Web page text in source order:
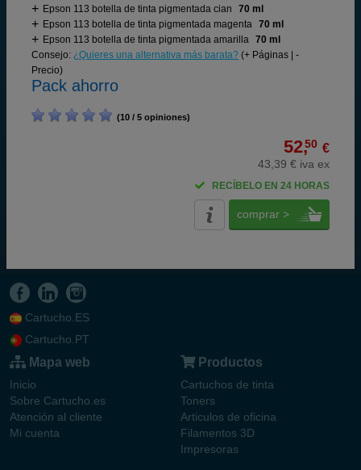
Epson 113 botella de tinta pigmentada cian
70 ml
Epson 113 botella de tinta pigmentada magenta 70 ml
Epson 113 botella de tinta pigmentada amarilla 70 ml
Consejo: ¿Quieres una alternativa más barata? (+ Páginas | -
Precio)
Pack ahorro
(10 / 5 opiniones)
52,50 €
43,39 € iva ex
RECÍBELO EN 24 HORAS
comprar >
Cartucho.ES
Cartucho.PT
Mapa web
Inicio
Sobre Cartucho.es
Atención al cliente
Mi cuenta
Productos
Cartuchos de tinta
Toners
Articulos de oficina
Filamentos 3D
Impresoras